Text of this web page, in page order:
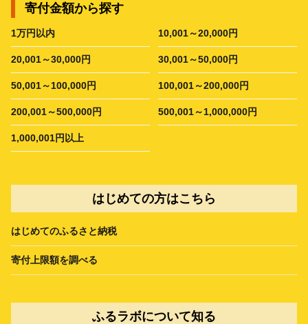
寄付金額から探す
1万円以内 10,001～20,000円
20,001～30,000円 30,001～50,000円
50,001～100,000円 100,001～200,000円
200,001～500,000円 500,001～1,000,000円
1,000,001円以上
はじめての方はこちら
はじめてのふるさと納税
寄付上限額を調べる
ふるラボについて知る